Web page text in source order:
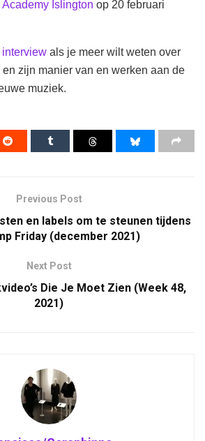
Academy Islington op 20 februari
interview als je meer wilt weten over
en zijn manier van en werken aan de
muziek.
Previous Post
en labels om te steunen tijdens
Friday (december 2021)
Next Post
Die Je Moet Zien (Week 48,
2021)